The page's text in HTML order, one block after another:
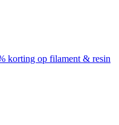
korting op filament & resin